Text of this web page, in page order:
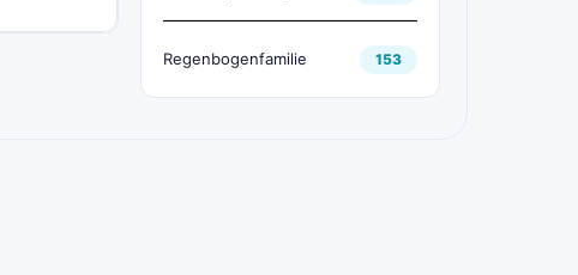
Regenbogenfamilie 153